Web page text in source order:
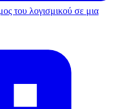
του λογισμικού σε μια